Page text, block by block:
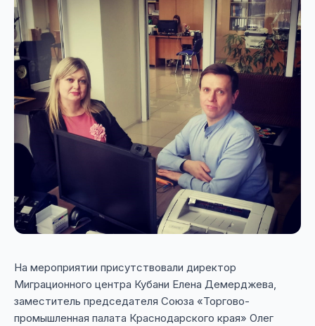
На мероприятии присутствовали директор
Миграционного центра Кубани Елена Демерджева,
заместитель председателя Союза «Торгово-
промышленная палата Краснодарского края» Олег